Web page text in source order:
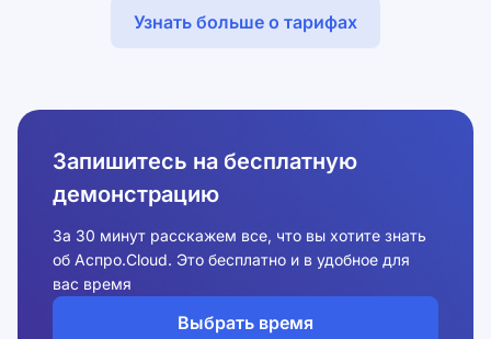
Узнать больше о тарифах
Запишитесь на бесплатную
демонстрацию
За 30 минут расскажем все, что вы хотите знать
об Аспро.Cloud. Это бесплатно и в удобное для
вас время
Выбрать время